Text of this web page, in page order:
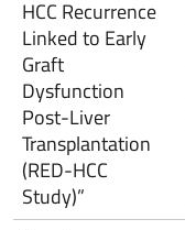
HCC Recurrence
Linked to Early
Graft
Dysfunction
Post-Liver
Transplantation
(RED-HCC
Study)”